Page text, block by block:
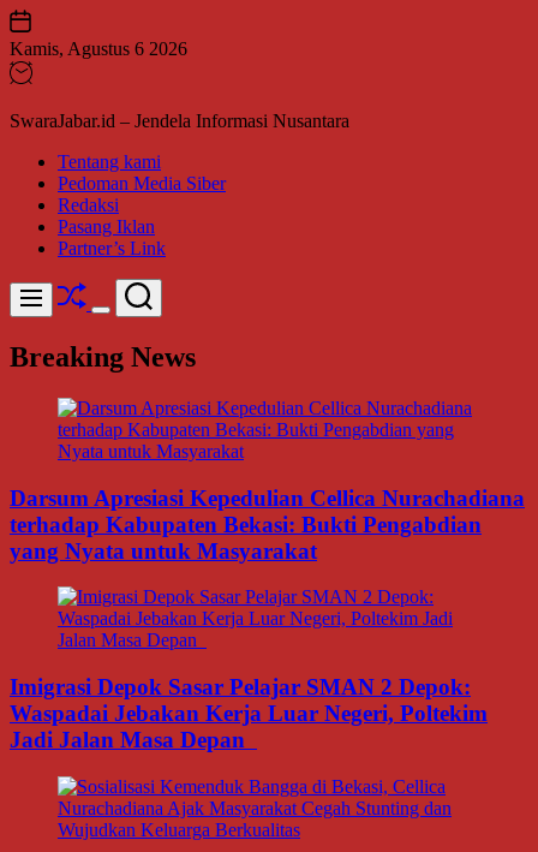
Skip
to
content
Kamis, Agustus 6 2026
SwaraJabar.id – Jendela Informasi Nusantara
Tentang kami
Pedoman Media Siber
Redaksi
Pasang Iklan
Partner’s Link
Menu Shuffle
Switch
mode
Search
Breaking News
Darsum Apresiasi Kepedulian Cellica Nurachadiana
terhadap Kabupaten Bekasi: Bukti Pengabdian
yang Nyata untuk Masyarakat
Imigrasi Depok Sasar Pelajar SMAN 2 Depok:
Waspadai Jebakan Kerja Luar Negeri, Poltekim
Jadi Jalan Masa Depan